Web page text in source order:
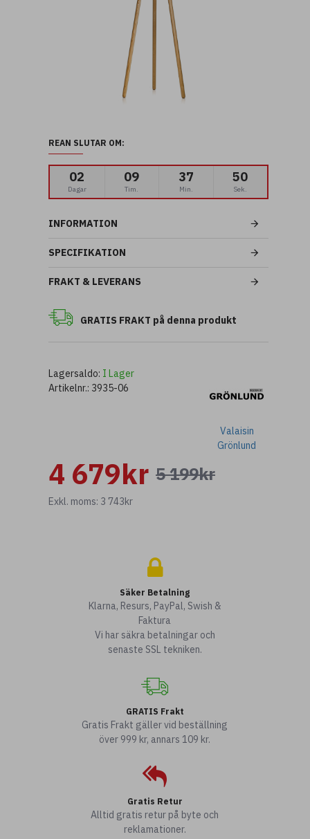
INFORMATION
SPECIFIKATION
FRAKT & LEVERANS
GRATIS FRAKT på denna produkt
REAN SLUTAR OM:
02
Dagar
09
Tim.
37
Min.
49
Sek.
5 199kr
4 679kr
Exkl. moms: 3 743kr
Lagersaldo: I Lager
Artikelnr.: 3935-06
Valaisin
Grönlund
Säker Betalning
Klarna, Resurs, PayPal, Swish &
Faktura
Vi har säkra betalningar och
senaste SSL tekniken.
GRATIS Frakt
Gratis Frakt gäller vid beställning
över 999 kr, annars 109 kr.
Gratis Retur
Alltid gratis retur på byte och
reklamationer.